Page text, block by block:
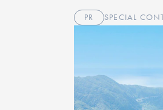
PR SPECIAL